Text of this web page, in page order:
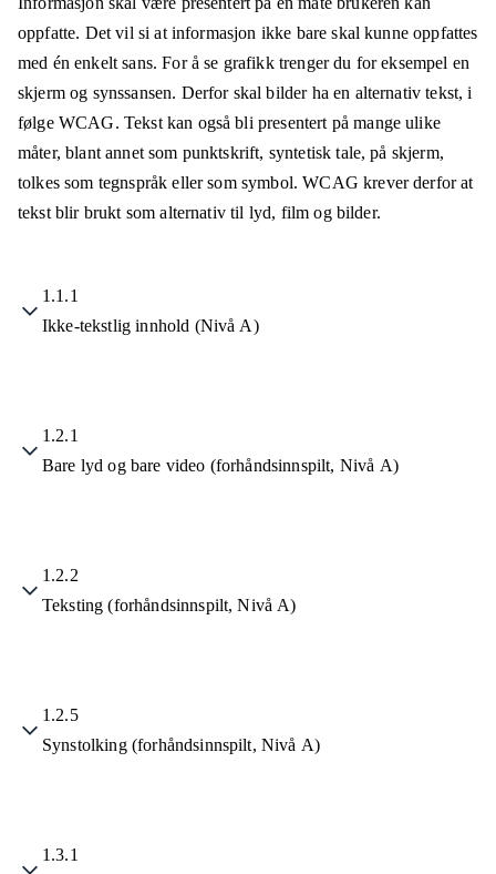
oppfatte. Det vil si at informasjon ikke bare skal kunne oppfattes
med én enkelt sans. For å se grafikk trenger du for eksempel en
skjerm og synssansen. Derfor skal bilder ha en alternativ tekst, i
følge WCAG. Tekst kan også bli presentert på mange ulike
måter, blant annet som punktskrift, syntetisk tale, på skjerm,
tolkes som tegnspråk eller som symbol. WCAG krever derfor at
tekst blir brukt som alternativ til lyd, film og bilder.
1.1.1
Ikke-tekstlig innhold (Nivå A)
1.2.1
Bare lyd og bare video (forhåndsinnspilt, Nivå A)
1.2.2
Teksting (forhåndsinnspilt, Nivå A)
1.2.5
Synstolking (forhåndsinnspilt, Nivå A)
1.3.1